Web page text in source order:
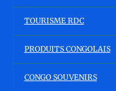
TOURISME RDC
PRODUITS CONGOLAIS
CONGO SOUVENIRS